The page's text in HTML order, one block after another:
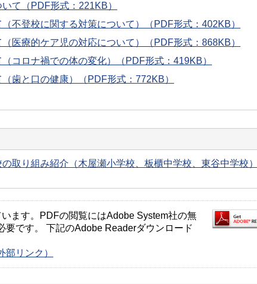
て（PDF形式：221KB）
不登校に関する対策について）（PDF形式：402KB）
医療的ケア児の対応について）（PDF形式：868KB）
コロナ禍での体の変化）（PDF形式：419KB）
歯と口の健康）（PDF形式：772KB）
の取り組み紹介（木屋瀬小学校、板櫃中学校、東谷中学校
ます。PDFの閲覧にはAdobe System社の無
です。 下記のAdobe Readerダウンロード
リンク）